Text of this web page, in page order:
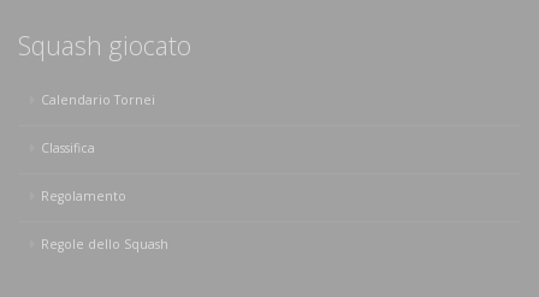
Squash giocato
Calendario Tornei
Classifica
Regolamento
Regole dello Squash